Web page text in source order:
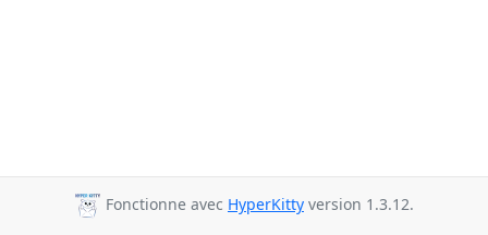
Fonctionne avec HyperKitty version 1.3.12.